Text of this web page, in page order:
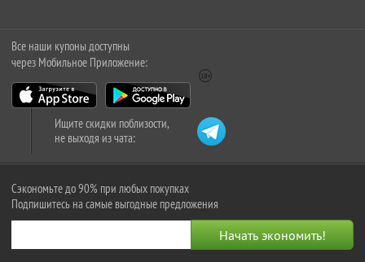
Все наши купоны доступны
через Мобильное Приложение:
Ищите скидки поблизости,
не выходя из чата:
Сэкономьте до 90% при любых покупках
Подпишитесь на самые выгодные предложения